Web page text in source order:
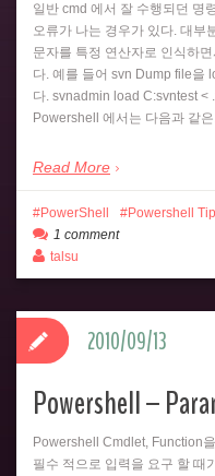
일반 cmd 에서 잘 수행되던 명
오류가 나는 경우가 있다. 대부
문자를 특정 연산자로 인식하
다. 예를 들어 svn Dump file을
다. svnadmin load C:svntest <
Powershell 에서는 다음과 같
Read More
PowerShell
Powershell
1 comment
talsu
Powershell –
Powershell Cmdlet, Function
필수 적으로 입력을 요구 할 때
2010/09/13